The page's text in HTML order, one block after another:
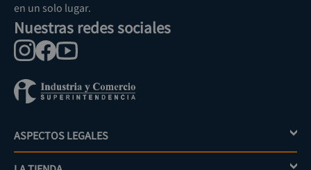
en un solo lugar.
Nuestras redes sociales
ASPECTOS LEGALES +